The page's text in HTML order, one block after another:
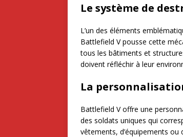
Le système de
L’un des éléments
Battlefield V pousse cette
tous les bâtiments et
doivent réfléchir à leur
La
Battlefield V offre une
des soldats uniques qui
vêtements, d’équipements